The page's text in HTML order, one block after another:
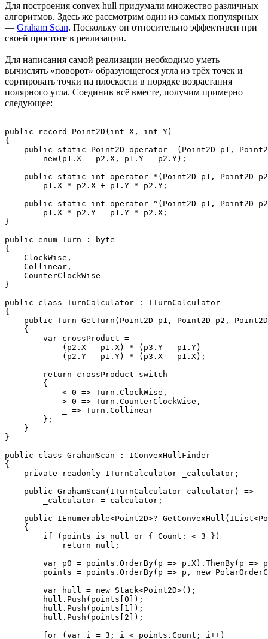
Для построения convex hull придумали множество различных
алгоритмов. Здесь же рассмотрим один из самых популярных
— Graham Scan. Поскольку он относительно эффективен при
своей простоте в реализации.
Для написания самой реализации необходимо уметь
вычислять «поворот» образующегося угла из трёх точек и
сортировать точки на плоскости в порядке возрастания
полярного угла. Соединив всё вместе, получим примерно
следующее:
public record Point2D(int X, int Y)
{
public static Point2D operator -(Point2D p1,
        new(p1.X - p2.X, p1.Y - p2.Y);
public static int operator *(Point2D p1, Point2D
        p1.X * p2.X + p1.Y * p2.Y;
public static int operator ^(Point2D p1, Point2D
        p1.X * p2.Y - p1.Y * p2.X;
}
public enum Turn : byte
{
    ClockWise,
    Collinear,
    CounterClockWise
}
public class TurnCalculator : ITurnCalculator
{
public Turn GetTurn(Point2D p1, Point2D p2,
    {
        var crossProduct =
            (p2.X - p1.X) * (p3.Y - p1.Y) -
            (p2.Y - p1.Y) * (p3.X - p1.X);
        return crossProduct switch
        {
            < 0 => Turn.ClockWise,
            > 0 => Turn.CounterClockWise,
            _ => Turn.Collinear
        };
    }
}
public class GrahamScan : IConvexHullFinder
{
    private readonly ITurnCalculator _calculator;
    public GrahamScan(ITurnCalculator calculator) =>
        _calculator = calculator;
public IEnumerable<Point2D>?
    {
        if (points is null or { Count: < 3 })
            return null;
var p0 = points.OrderBy(p => p.X).ThenBy(p =>
points = points.OrderBy(p => p, new
        var hull = new Stack<Point2D>();
        hull.Push(points[0]);
        hull.Push(points[1]);
        hull.Push(points[2]);
        for (var i = 3; i < points.Count; i++)